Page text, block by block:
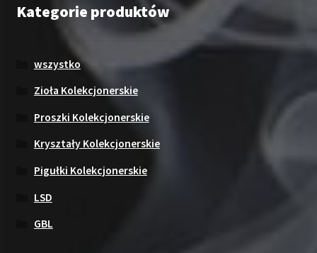
Kategorie produktów
wszystko
Zioła Kolekcjonerskie
Proszki Kolekcjonerskie
Kryształy Kolekcjonerskie
Pigułki Kolekcjonerskie
LSD
GBL